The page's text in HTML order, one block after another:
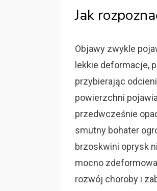
Jak
Objawy zwykle
lekkie deformacje,
przybierając
powierzchni
przedwcześnie
smutny bohater
brzoskwini oprysk
mocno
rozwój choroby i